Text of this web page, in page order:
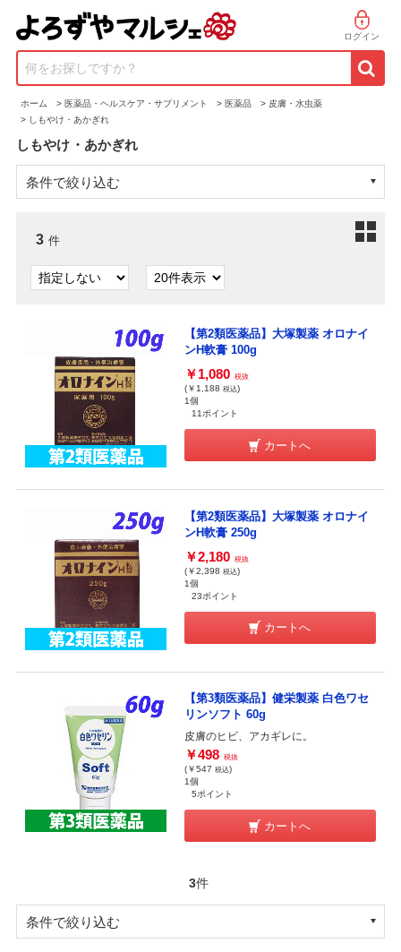
ログイン
何をお探しですか？
ホーム > 医薬品・ヘルスケア・サプリメント > 医薬品 > 皮膚・水虫薬
> しもやけ・あかぎれ
しもやけ・あかぎれ
条件で絞り込む
3 件
【第2類医薬品】大塚製薬 オロナイ
ンH軟膏 100g
￥1,080 税抜
(￥1,188 税込)
1個
11ポイント
カートへ
【第2類医薬品】大塚製薬 オロナイ
ンH軟膏 250g
￥2,180 税抜
(￥2,398 税込)
1個
23ポイント
カートへ
【第3類医薬品】健栄製薬 白色ワセ
リンソフト 60g
皮膚のヒビ、アカギレに。
￥498 税抜
(￥547 税込)
1個
5ポイント
カートへ
3件
条件で絞り込む